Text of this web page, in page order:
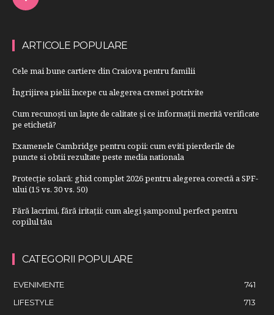
ARTICOLE POPULARE
Cele mai bune cartiere din Craiova pentru familii
Îngrijirea pielii începe cu alegerea cremei potrivite
Cum recunoști un lapte de calitate și ce informații merită verificate
pe etichetă?
Examenele Cambridge pentru copii: cum eviti pierderile de
puncte si obtii rezultate peste media nationala
Protecție solară: ghid complet 2026 pentru alegerea corectă a SPF-
ului (15 vs. 30 vs. 50)
Fără lacrimi, fără iritații: cum alegi șamponul perfect pentru
copilul tău
CATEGORII POPULARE
EVENIMENTE
741
LIFESTYLE
713